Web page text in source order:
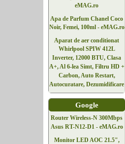
eMAG.ro
Apa de Parfum Chanel Coco
Noir, Femei, 100ml - eMAG.ro
Aparat de aer conditionat
Whirlpool SPIW 412L
Inverter, 12000 BTU, Clasa
A+, Al 6-lea Simt, Filtru HD +
Carbon, Auto Restart,
Autocuratare, Dezumidificare
Google
Router Wireless-N 300Mbps
Asus RT-N12-D1 - eMAG.ro
Monitor LED AOC 21.5",